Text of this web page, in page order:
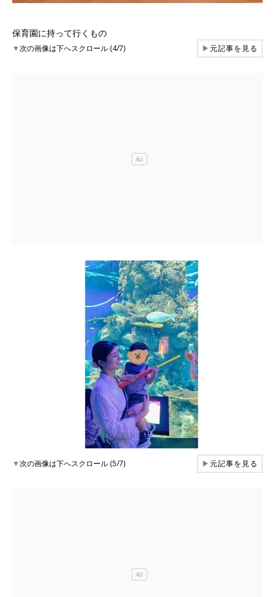
保育園に持って行くもの
▼次の画像は下へスクロール (4/7) ▶元記事を見る
▼次の画像は下へスクロール (5/7) ▶元記事を見る